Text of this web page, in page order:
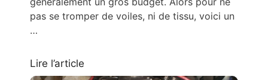
pas se tromper de voiles, ni de tissu, voici un
…
Lire l’article